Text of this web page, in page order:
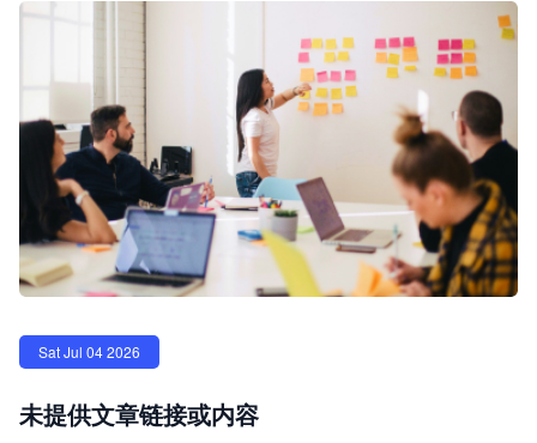
Sat Jul 04 2026
未提供文章链接或内容